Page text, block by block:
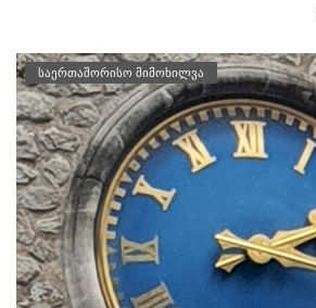
საერთაშორისო მიმოხილვა